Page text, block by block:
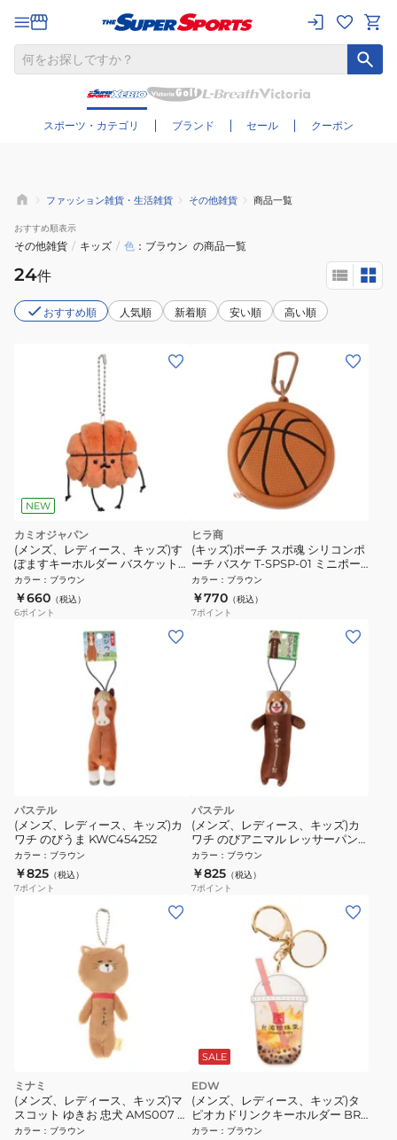
スポーツ・カテゴリ ブランド セール クーポン
さらに絞り込む
ファッション雑貨・生活雑貨 その他雑貨 商品一覧
おすすめ順表示
その他雑貨 / キッズ / 色 ブラウン の商品一覧
24件
おすすめ順 人気順 新着順 安い順 高い順
NEW
カミオジャパン
(メンズ、レディース、キッズ)す
ぽますキーホルダー バスケットボ
ール KJ 225911
カラー ： ブラウン
￥660 （税込）
6ポイント
ヒラ商
(キッズ)ポーチ スポ魂 シリコンポ
ーチ バスケ T-SPSP-01 ミニポー
チ 薄型 キーホルダー
カラー ： ブラウン
￥770 （税込）
7ポイント
パステル
(メンズ、レディース、キッズ)カ
ワチ のびうま KWC454252
カラー ： ブラウン
￥825 （税込）
7ポイント
パステル
(メンズ、レディース、キッズ)カ
ワチ のびアニマル レッサーパン
ダ KWC409313
カラー ： ブラウン
￥825 （税込）
7ポイント
ミナミ
(メンズ、レディース、キッズ)マ
スコット ゆきお 忠犬 AMS007 チ
ュウケン
カラー ： ブラウン
SALE
EDW
(メンズ、レディース、キッズ)タ
ピオカドリンクキーホルダー BR
4580595088585BR
カラー ： ブラウン